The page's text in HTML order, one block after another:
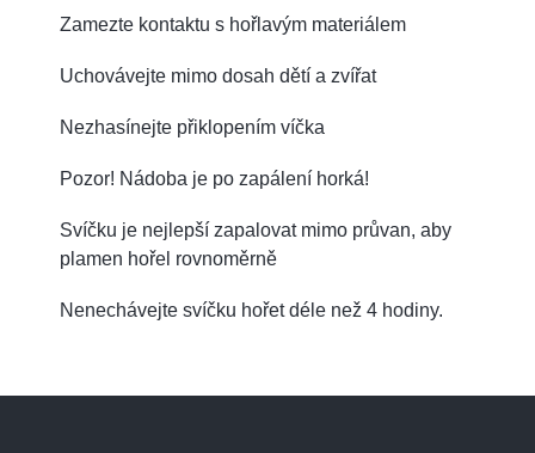
Zamezte kontaktu s hořlavým materiálem
Uchovávejte mimo dosah dětí a zvířat
Nezhasínejte přiklopením víčka
Pozor! Nádoba je po zapálení horká!
Svíčku je nejlepší zapalovat mimo průvan, aby
plamen hořel rovnoměrně
Nenechávejte svíčku hořet déle než 4 hodiny.